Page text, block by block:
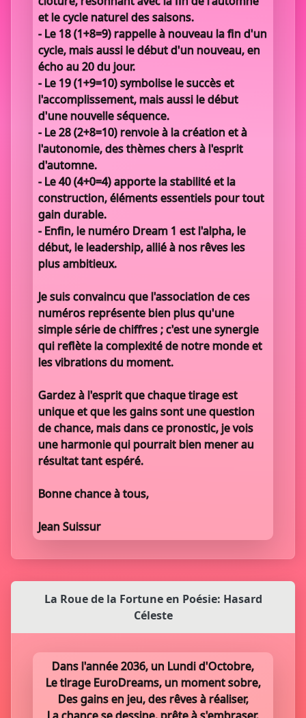
et le cycle naturel des saisons.
- Le 18 (1+8=9) rappelle à nouveau la fin d'un
cycle, mais aussi le début d'un nouveau, en
écho au 20 du jour.
- Le 19 (1+9=10) symbolise le succès et
l'accomplissement, mais aussi le début
d'une nouvelle séquence.
- Le 28 (2+8=10) renvoie à la création et à
l'autonomie, des thèmes chers à l'esprit
d'automne.
- Le 40 (4+0=4) apporte la stabilité et la
construction, éléments essentiels pour tout
gain durable.
- Enfin, le numéro Dream 1 est l'alpha, le
début, le leadership, allié à nos rêves les
plus ambitieux.
Je suis convaincu que l'association de ces
numéros représente bien plus qu'une
simple série de chiffres ; c'est une synergie
qui reflète la complexité de notre monde et
les vibrations du moment.
Gardez à l'esprit que chaque tirage est
unique et que les gains sont une question
de chance, mais dans ce pronostic, je vois
une harmonie qui pourrait bien mener au
résultat tant espéré.
Bonne chance à tous,
Jean Suissur
La Roue de la Fortune en Poésie: Hasard
Céleste
Dans l'année 2036, un Lundi d'Octobre,
Le tirage EuroDreams, un moment sobre,
Des gains en jeu, des rêves à réaliser,